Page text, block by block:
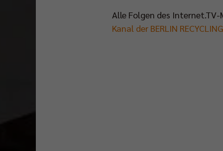
Alle Folgen des
Kanal der BERLIN